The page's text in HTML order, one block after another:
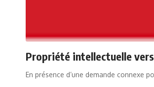
Propriété intellectuelle
En présence d’une demande connexe